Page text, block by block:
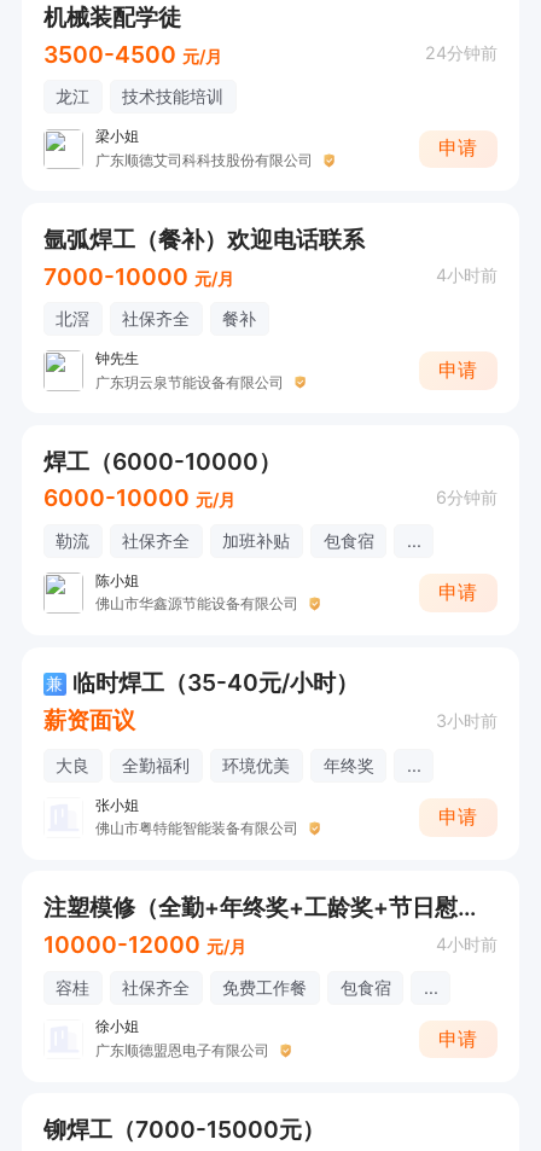
机械装配学徒
3500-4500 元/月 24分钟前
龙江 技术技能培训
梁小姐
广东顺德艾司科科技股份有限公司
申请
氩弧焊工（餐补）欢迎电话联系
7000-10000 元/月 4小时前
北滘 社保齐全 餐补
钟先生
广东玥云泉节能设备有限公司
申请
焊工（6000-10000）
6000-10000 元/月 6分钟前
勒流 社保齐全 加班补贴 包食宿 ...
陈小姐
佛山市华鑫源节能设备有限公司
申请
兼 临时焊工（35-40元/小时）
薪资面议
3小时前
大良 全勤福利 环境优美 年终奖 ...
张小姐
佛山市粤特能智能装备有限公司
申请
注塑模修（全勤+年终奖+工龄奖+节日慰问）
10000-12000 元/月 4小时前
容桂 社保齐全 免费工作餐 包食宿 ...
徐小姐
广东顺德盟恩电子有限公司
申请
铆焊工（7000-15000元）